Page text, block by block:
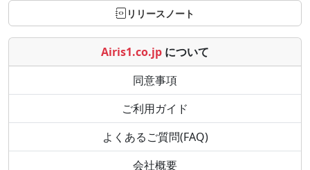
リリースノート
Airis1.co.jp について
同意事項
ご利用ガイド
よくあるご質問(FAQ)
会社概要